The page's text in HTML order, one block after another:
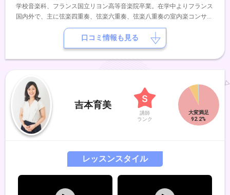
学校音楽科、フランス国立リヨン高等音楽院卒業。在学中よりフランス
国内外で、主に弦楽四重奏、弦楽六重奏、弦楽八重奏の室内楽コンサー
トに出演。帰国後初のリサイタル開催を皮切りに、ピアノのみならずギ
ター、マリンバ、箏、ガムラン、舞踊など様々な楽器や踊りとの共演を
や、室内楽コンサートでの演奏活動を続けている。また関西圏のオーケ
口コミ情報も見る
吉本育美
講師
ランク
レッスンスタイル